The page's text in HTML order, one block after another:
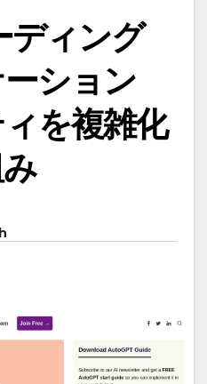
ディング
ション
を複雑化